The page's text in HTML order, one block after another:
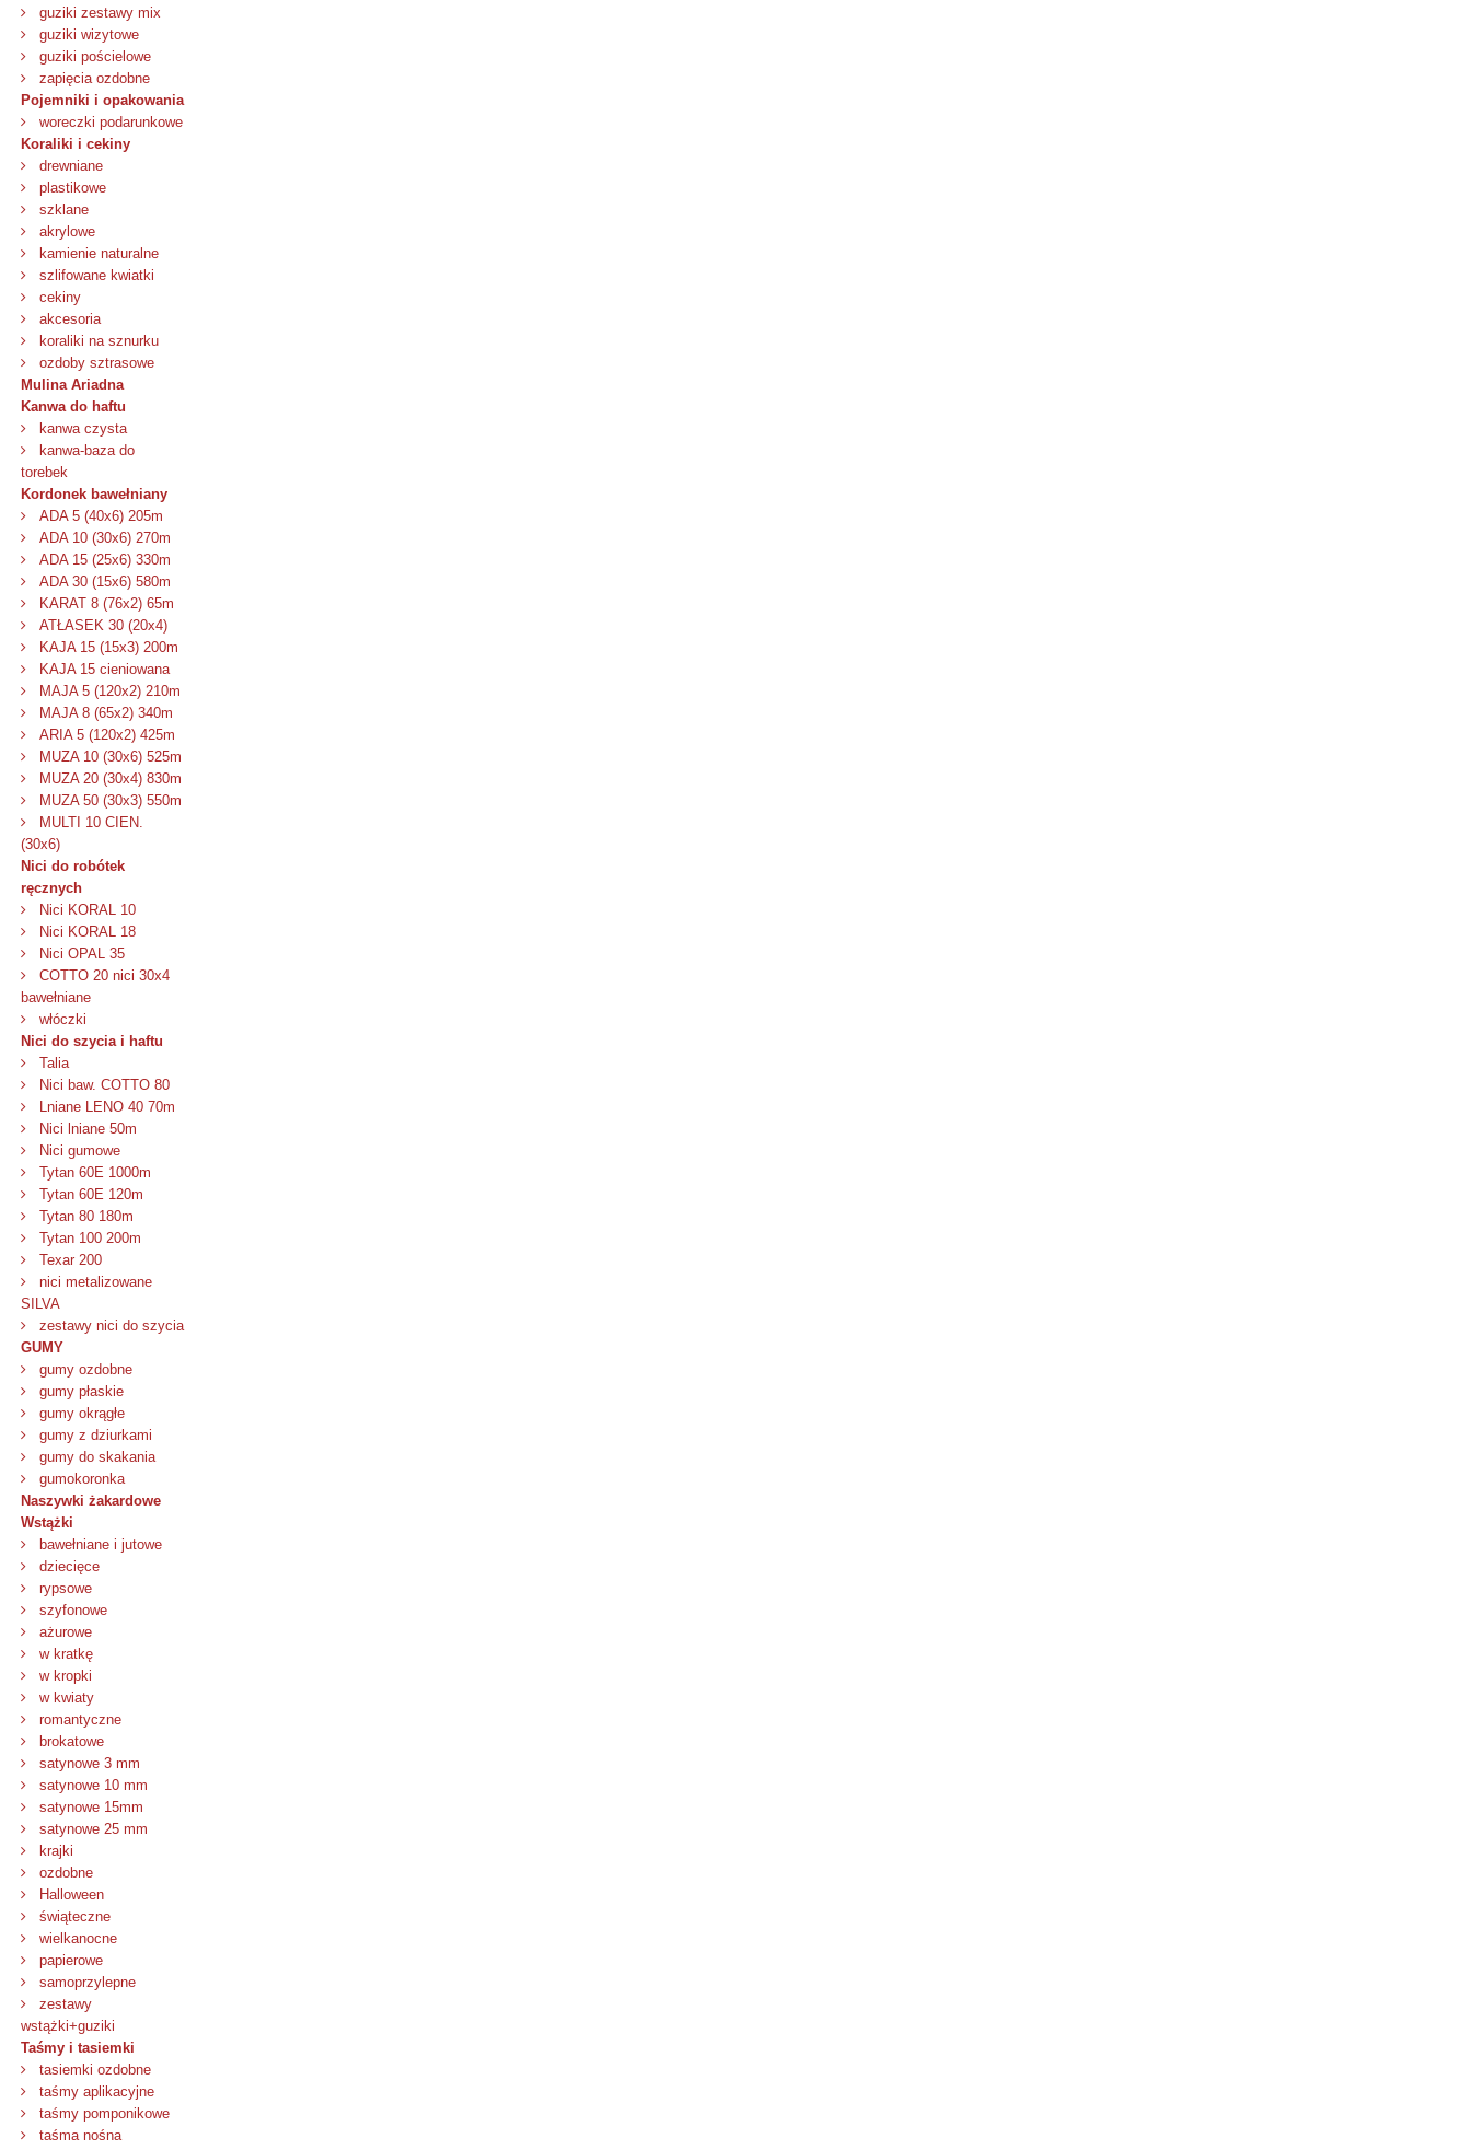
guziki zestawy mix
guziki wizytowe
guziki pościelowe
zapięcia ozdobne
Pojemniki i opakowania
woreczki podarunkowe
Koraliki i cekiny
drewniane
plastikowe
szklane
akrylowe
kamienie naturalne
szlifowane kwiatki
cekiny
akcesoria
koraliki na sznurku
ozdoby sztrasowe
Mulina Ariadna
Kanwa do haftu
kanwa czysta
kanwa-baza do
torebek
Kordonek bawełniany
ADA 5 (40x6) 205m
ADA 10 (30x6) 270m
ADA 15 (25x6) 330m
ADA 30 (15x6) 580m
KARAT 8 (76x2) 65m
ATŁASEK 30 (20x4)
KAJA 15 (15x3) 200m
KAJA 15 cieniowana
MAJA 5 (120x2) 210m
MAJA 8 (65x2) 340m
ARIA 5 (120x2) 425m
MUZA 10 (30x6) 525m
MUZA 20 (30x4) 830m
MUZA 50 (30x3) 550m
MULTI 10 CIEN.
(30x6)
Nici do robótek
ręcznych
Nici KORAL 10
Nici KORAL 18
Nici OPAL 35
COTTO 20 nici 30x4
bawełniane
włóczki
Nici do szycia i haftu
Talia
Nici baw. COTTO 80
Lniane LENO 40 70m
Nici lniane 50m
Nici gumowe
Tytan 60E 1000m
Tytan 60E 120m
Tytan 80 180m
Tytan 100 200m
Texar 200
nici metalizowane
SILVA
zestawy nici do szycia
GUMY
gumy ozdobne
gumy płaskie
gumy okrągłe
gumy z dziurkami
gumy do skakania
gumokoronka
Naszywki żakardowe
Wstążki
bawełniane i jutowe
dziecięce
rypsowe
szyfonowe
ażurowe
w kratkę
w kropki
w kwiaty
romantyczne
brokatowe
satynowe 3 mm
satynowe 10 mm
satynowe 15mm
satynowe 25 mm
krajki
ozdobne
Halloween
świąteczne
wielkanocne
papierowe
samoprzylepne
zestawy
wstążki+guziki
Taśmy i tasiemki
tasiemki ozdobne
taśmy aplikacyjne
taśmy pomponikowe
taśma nośna